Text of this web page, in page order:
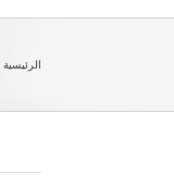
الرئيسية